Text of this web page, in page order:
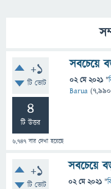
+1
টি ভোট
4
টি উত্তর
6,747 বার দেখা হয়েছে
সবচেয়ে
02 মে 2021 "
Barua (7,990
+1
টি ভোট
সবচেয়ে
02 মে 2021 "